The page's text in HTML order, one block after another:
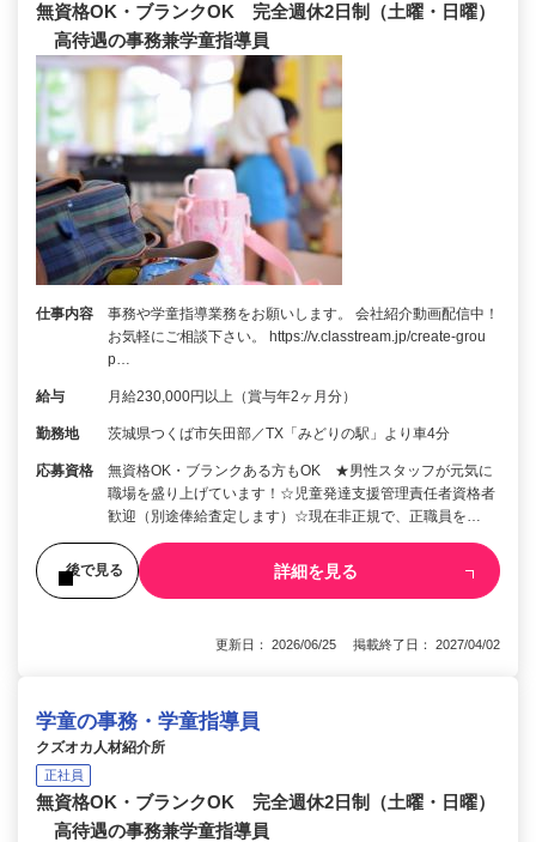
無資格OK・ブランクOK 完全週休2日制（土曜・日曜）
高待遇の事務兼学童指導員
仕事内容
事務や学童指導業務をお願いします。 会社紹介動画配信中！
お気軽にご相談下さい。 https://v.classtream.jp/create-grou
p…
給与 月給230,000円以上（賞与年2ヶ月分）
勤務地 茨城県つくば市矢田部／TX「みどりの駅」より車4分
応募資格
無資格OK・ブランクある方もOK ★男性スタッフが元気に
職場を盛り上げています！☆児童発達支援管理責任者資格者
歓迎（別途俸給査定します）☆現在非正規で、正職員を…
後で見る 詳細を見る
更新日： 2026/06/25 掲載終了日： 2027/04/02
学童の事務・学童指導員
クズオカ人材紹介所
正社員
無資格OK・ブランクOK 完全週休2日制（土曜・日曜）
高待遇の事務兼学童指導員